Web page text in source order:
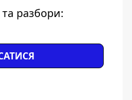
разбори: